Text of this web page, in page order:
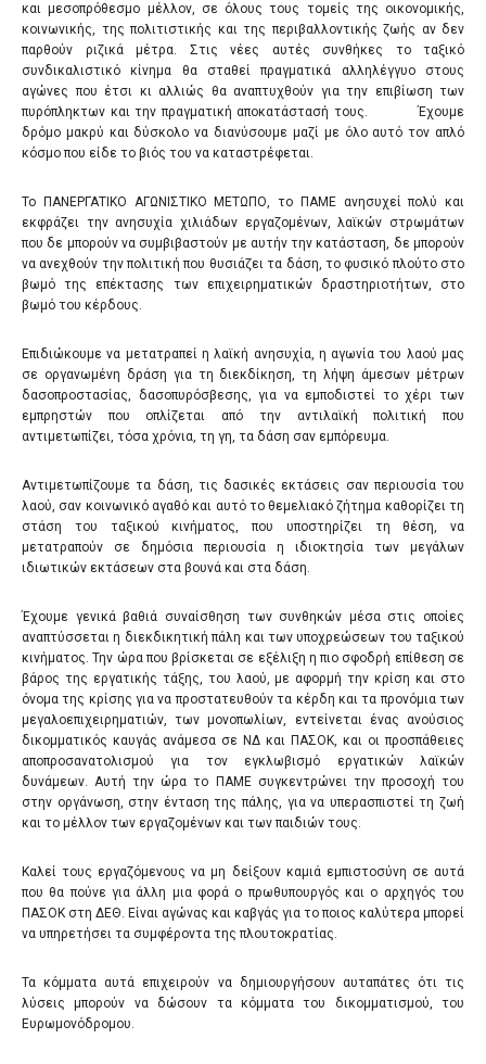
και μεσοπρόθεσμο μέλλον, σε όλους τους τομείς της οικονομικής,
κοινωνικής, της πολιτιστικής και της περιβαλλοντικής ζωής αν δεν
παρθούν ριζικά μέτρα. Στις νέες αυτές συνθήκες το ταξικό
συνδικαλιστικό κίνημα θα σταθεί πραγματικά αλληλέγγυο στους
αγώνες που έτσι κι αλλιώς θα αναπτυχθούν για την επιβίωση των
πυρόπληκτων και την πραγματική αποκατάστασή τους. Έχουμε
δρόμο μακρύ και δύσκολο να διανύσουμε μαζί με όλο αυτό τον απλό
κόσμο που είδε το βιός του να καταστρέφεται.
Το ΠΑΝΕΡΓΑΤΙΚΟ ΑΓΩΝΙΣΤΙΚΟ ΜΕΤΩΠΟ, το ΠΑΜΕ ανησυχεί πολύ και
εκφράζει την ανησυχία χιλιάδων εργαζομένων, λαϊκών στρωμάτων
που δε μπορούν να συμβιβαστούν με αυτήν την κατάσταση, δε μπορούν
να ανεχθούν την πολιτική που θυσιάζει τα δάση, το φυσικό πλούτο στο
βωμό της επέκτασης των επιχειρηματικών δραστηριοτήτων, στο
βωμό του κέρδους.
Επιδιώκουμε να μετατραπεί η λαϊκή ανησυχία, η αγωνία του λαού μας
σε οργανωμένη δράση για τη διεκδίκηση, τη λήψη άμεσων μέτρων
δασοπροστασίας, δασοπυρόσβεσης, για να εμποδιστεί το χέρι των
εμπρηστών που οπλίζεται από την αντιλαϊκή πολιτική που
αντιμετωπίζει, τόσα χρόνια, τη γη, τα δάση σαν εμπόρευμα.
Αντιμετωπίζουμε τα δάση, τις δασικές εκτάσεις σαν περιουσία του
λαού, σαν κοινωνικό αγαθό και αυτό το θεμελιακό ζήτημα καθορίζει τη
στάση του ταξικού κινήματος, που υποστηρίζει τη θέση, να
μετατραπούν σε δημόσια περιουσία η ιδιοκτησία των μεγάλων
ιδιωτικών εκτάσεων στα βουνά και στα δάση.
Έχουμε γενικά βαθιά συναίσθηση των συνθηκών μέσα στις οποίες
αναπτύσσεται η διεκδικητική πάλη και των υποχρεώσεων του ταξικού
κινήματος. Την ώρα που βρίσκεται σε εξέλιξη η πιο σφοδρή επίθεση σε
βάρος της εργατικής τάξης, του λαού, με αφορμή την κρίση και στο
όνομα της κρίσης για να προστατευθούν τα κέρδη και τα προνόμια των
μεγαλοεπιχειρηματιών, των μονοπωλίων, εντείνεται ένας ανούσιος
δικομματικός καυγάς ανάμεσα σε ΝΔ και ΠΑΣΟΚ, και οι προσπάθειες
αποπροσανατολισμού για τον εγκλωβισμό εργατικών λαϊκών
δυνάμεων. Αυτή την ώρα το ΠΑΜΕ συγκεντρώνει την προσοχή του
στην οργάνωση, στην ένταση της πάλης, για να υπερασπιστεί τη ζωή
και το μέλλον των εργαζομένων και των παιδιών τους.
Καλεί τους εργαζόμενους να μη δείξουν καμιά εμπιστοσύνη σε αυτά
που θα πούνε για άλλη μια φορά ο πρωθυπουργός και ο αρχηγός του
ΠΑΣΟΚ στη ΔΕΘ. Είναι αγώνας και καβγάς για το ποιος καλύτερα μπορεί
να υπηρετήσει τα συμφέροντα της πλουτοκρατίας.
Τα κόμματα αυτά επιχειρούν να δημιουργήσουν αυταπάτες ότι τις
λύσεις μπορούν να δώσουν τα κόμματα του δικομματισμού, του
Ευρωμονόδρομου.